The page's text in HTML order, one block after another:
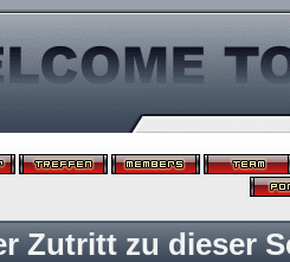
Zutritt zu dieser